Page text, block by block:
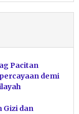
Pacitan
demi
Gizi dan